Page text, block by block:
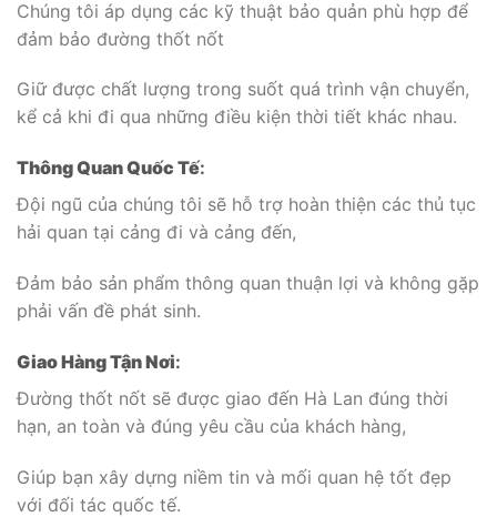
Chúng tôi áp dụng các kỹ thuật bảo quản phù hợp để
đảm bảo đường thốt nốt
Giữ được chất lượng trong suốt quá trình vận chuyển,
kể cả khi đi qua những điều kiện thời tiết khác nhau.
Thông Quan Quốc Tế:
Đội ngũ của chúng tôi sẽ hỗ trợ hoàn thiện các thủ tục
hải quan tại cảng đi và cảng đến,
Đảm bảo sản phẩm thông quan thuận lợi và không gặp
phải vấn đề phát sinh.
Giao Hàng Tận Nơi:
Đường thốt nốt sẽ được giao đến Hà Lan đúng thời
hạn, an toàn và đúng yêu cầu của khách hàng,
Giúp bạn xây dựng niềm tin và mối quan hệ tốt đẹp
với đối tác quốc tế.